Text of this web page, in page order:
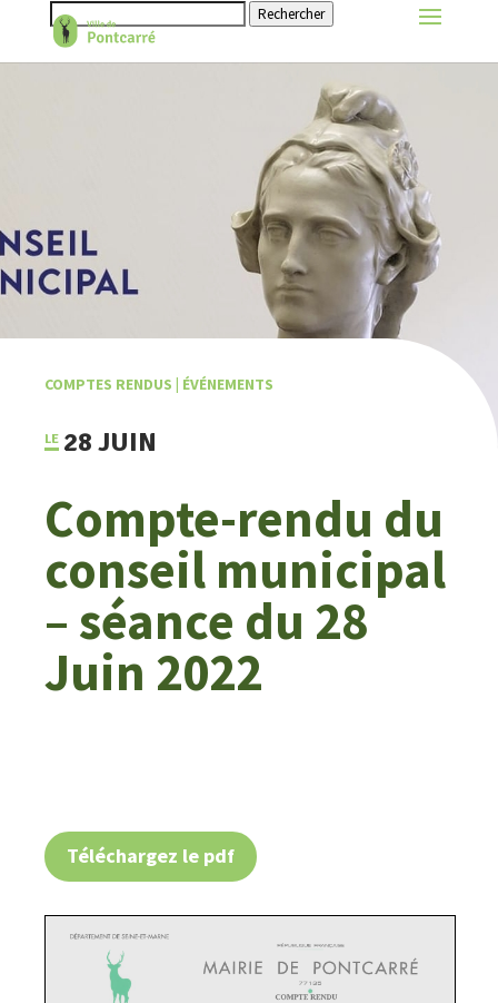
Rechercher
COMPTES RENDUS | ÉVÉNEMENTS
28 JUIN
Compte-rendu du
conseil municipal
– séance du 28
Juin 2022
Téléchargez le pdf